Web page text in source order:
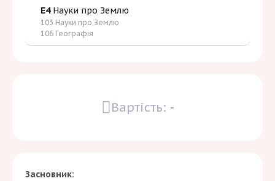
E4Науки про Землю
103 Науки про Землю
106 Географія
Засновник:
Вартість: -